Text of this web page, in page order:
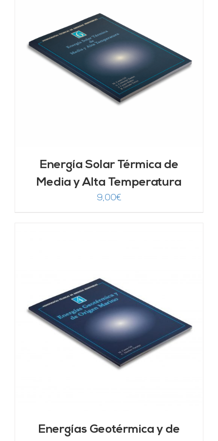
Energía Solar Térmica de
Media y Alta Temperatura
9,00€
Energías Geotérmica y de